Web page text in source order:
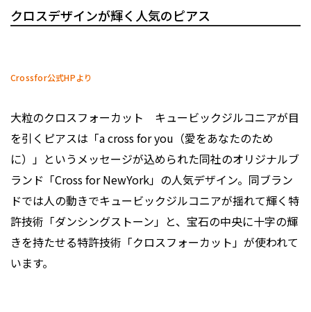
クロスデザインが輝く人気のピアス
Crossfor公式HPより
大粒のクロスフォーカット キュービックジルコニアが目
を引くピアスは「a cross for you（愛をあなたのため
に）」というメッセージが込められた同社のオリジナルブ
ランド「Cross for NewYork」の人気デザイン。同ブラン
ドでは人の動きでキュービックジルコニアが揺れて輝く特
許技術「ダンシングストーン」と、宝石の中央に十字の輝
きを持たせる特許技術「クロスフォーカット」が使われて
います。